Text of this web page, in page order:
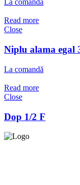
La comandă
Read more
Close
Niplu alama egal
La comandă
Read more
Close
Dop 1/2 F